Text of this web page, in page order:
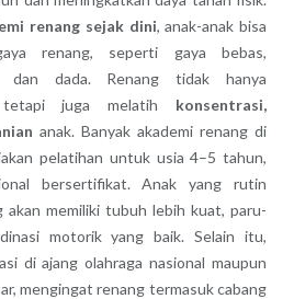
renang sejak dini, anak-anak bisa
renang, seperti gaya bebas,
dan dada. Renang tidak hanya
tetapi juga melatih konsentrasi,
anak. Banyak akademi renang di
pelatihan untuk usia 4–5 tahun,
bersertifikat. Anak yang rutin
akan memiliki tubuh lebih kuat, paru-
motorik yang baik. Selain itu,
di ajang olahraga nasional maupun
mengingat renang termasuk cabang